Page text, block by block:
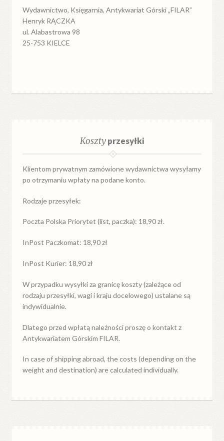
Wydawnictwo, Księgarnia, Antykwariat Górski „FILAR”
Henryk RĄCZKA
ul. Alabastrowa 98
25-753 KIELCE
Kosztyprzesyłki
Klientom prywatnym zamówione wydawnictwa wysyłamy
po otrzymaniu wpłaty na podane konto.
Rodzaje przesyłek:
Poczta Polska Priorytet (list, paczka): 18,90 zł.
InPost Paczkomat: 18,90 zł
InPost Kurier: 18,90 zł
W przypadkuwysyłkiza granicękoszty (zależące od
rodzaju przesyłki, wagi i kraju docelowego) ustalane są
indywidualnie.
Dlatego przed wpłatą należności proszę o kontakt z
Antykwariatem Górskim FILAR.
In case of shipping abroad, the costs (depending on the
weight and destination) are calculated individually.